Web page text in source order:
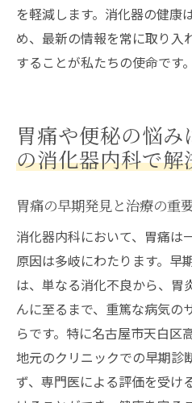
を軽減します。消化器の健康
め、最新の情報を常に取り入
することが私たちの使命です。
胃痛や便秘の悩
の消化器内科で解
胃痛の早期発見と治療の重
消化器内科において、胃痛は
原因は多岐にわたります。早
は、単なる消化不良から、胃
んに至るまで、重篤な病気の
らです。特に名古屋市天白区
地元のクリニックでの早期診
ず、専門医による評価を受け